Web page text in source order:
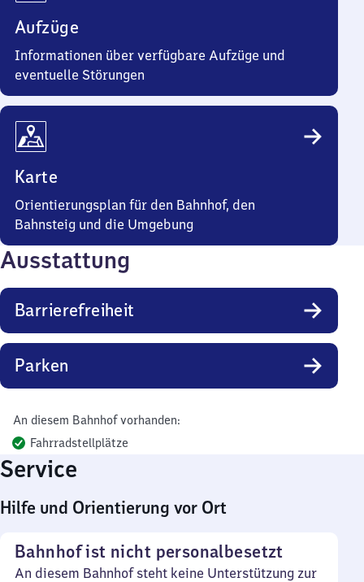
Aufzüge
Informationen über verfügbare Aufzüge und
eventuelle Störungen
Karte
Orientierungsplan für den Bahnhof, den
Bahnsteig und die Umgebung
Ausstattung
Barrierefreiheit
Parken
An diesem Bahnhof vorhanden:
Fahrradstellplätze
Service
Hilfe und Orientierung vor Ort
Bahnhof ist nicht personalbesetzt
An diesem Bahnhof steht keine Unterstützung zur